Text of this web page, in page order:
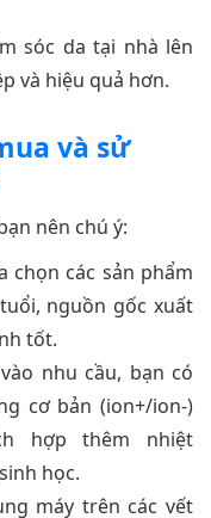
sóc da tại nhà lên
và hiệu quả hơn.
và sử
nên chú ý:
chọn các sản phẩm
nguồn gốc xuất
tốt.
nhu cầu, bạn có
cơ bản (ion+/ion-)
hợp thêm nhiệt
học.
máy trên các vết